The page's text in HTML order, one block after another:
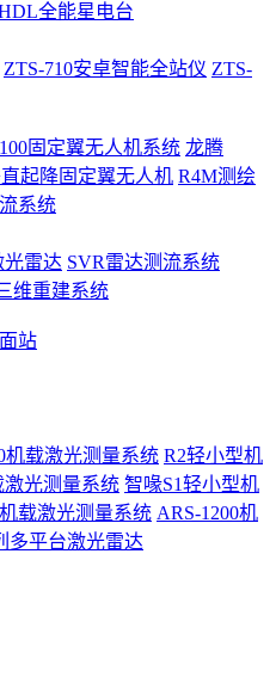
全能星电台
ZTS-710安卓智能全站仪 ZTS-
固定翼无人机系统 龙腾
起降固定翼无人机 R4M测绘
系统
光雷达 SVR雷达测流系统
维重建系统
站
机载激光测量系统 R2轻小型机
激光测量系统 智喙S1轻小型机
载激光测量系统 ARS-1200机
多平台激光雷达